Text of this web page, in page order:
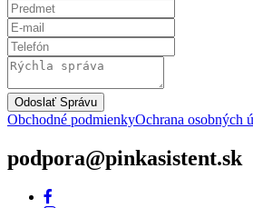
Odoslať Správu
Obchodné podmienkyOchrana osobných
podpora@pinkasistent.sk